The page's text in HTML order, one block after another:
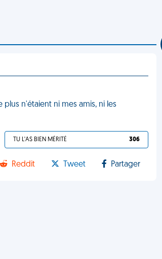
n'étaient ni mes amis, ni les
TU L'AS BIEN MÉRITÉ 306
Reddit Tweet Partager